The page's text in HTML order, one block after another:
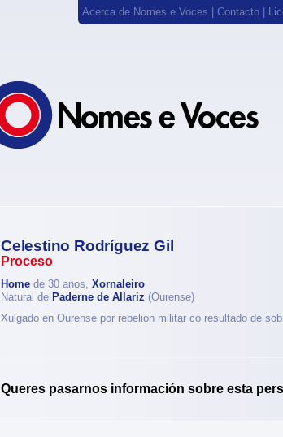
Acerca de Nomes e Voces Contacto
Celestino Rodríguez Gil
Proceso
Home de 30 anos, Xornaleiro
Natural de Paderne de Allariz (Ourense)
Xulgado en Ourense por rebelión militar co resultado de
Queres pasarnos información sobre esta